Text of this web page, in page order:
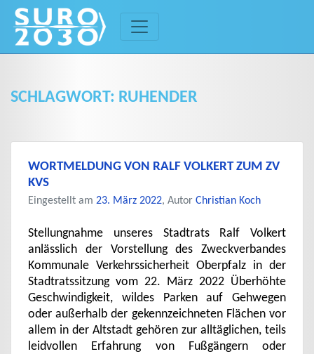
content
SCHLAGWORT: RUHENDER
WORTMELDUNG VON RALF VOLKERT ZUM ZV
KVS
Eingestellt am 23. März 2022, Autor Christian Koch
Stellungnahme unseres Stadtrats Ralf Volkert
anlässlich der Vorstellung des Zweckverbandes
Kommunale Verkehrssicherheit Oberpfalz in der
Stadtratssitzung vom 22. März 2022 Überhöhte
Geschwindigkeit, wildes Parken auf Gehwegen
oder außerhalb der gekennzeichneten Flächen vor
allem in der Altstadt gehören zur alltäglichen, teils
leidvollen Erfahrung von Fußgängern oder